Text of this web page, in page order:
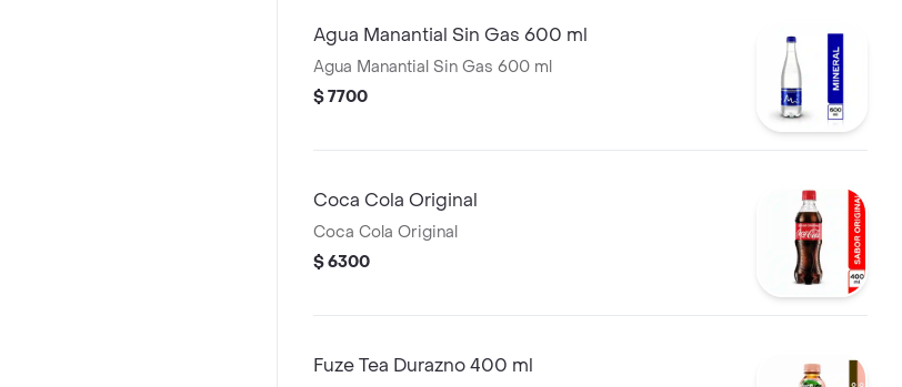
Agua Manantial Sin Gas 600 ml
Agua Manantial Sin Gas 600 ml
$ 7700
Coca Cola Original
Coca Cola Original
$ 6300
Fuze Tea Durazno 400 ml